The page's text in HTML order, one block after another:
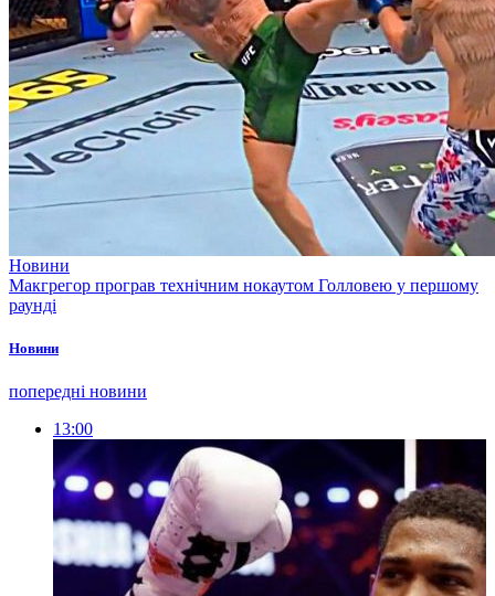
Новини
Макгрегор програв технічним нокаутом Голловею у першому
раунді
Новини
попередні новини
13:00